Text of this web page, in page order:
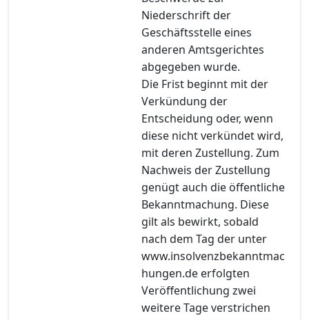
Niederschrift der
Geschäftsstelle eines
anderen Amtsgerichtes
abgegeben wurde.
Die Frist beginnt mit der
Verkündung der
Entscheidung oder, wenn
diese nicht verkündet wird,
mit deren Zustellung. Zum
Nachweis der Zustellung
genügt auch die öffentliche
Bekanntmachung. Diese
gilt als bewirkt, sobald
nach dem Tag der unter
www.insolvenzbekanntmac
hungen.de erfolgten
Veröffentlichung zwei
weitere Tage verstrichen